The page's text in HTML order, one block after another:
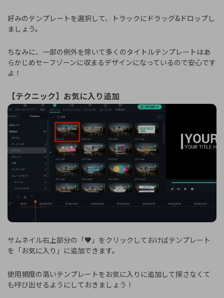
好みのテンプレートを選択して、トラックにドラッグ&ドロップし
ましょう。
ちなみに、一部の例外を除いて多くのタイトルテンプレートはあ
らかじめセーフゾーンに収まるデザインになっているので安心です
よ！
【テクニック】お気に入り追加
サムネイル右上部分の「♥」をクリックしておけばテンプレート
を「お気に入り」に追加できます。
使用頻度の高いテンプレートをお気に入りに追加して探さなくて
も呼び出せるようにしておきましょう！